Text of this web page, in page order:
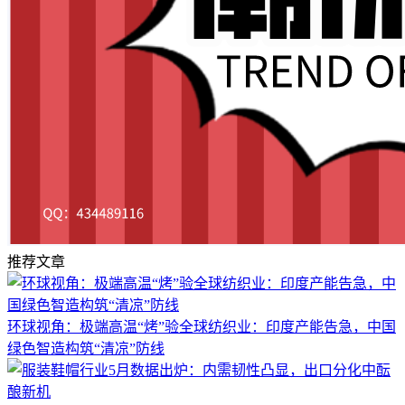
推荐文章
环球视角：极端高温“烤”验全球纺织业：印度产能告急，中国
绿色智造构筑“清凉”防线